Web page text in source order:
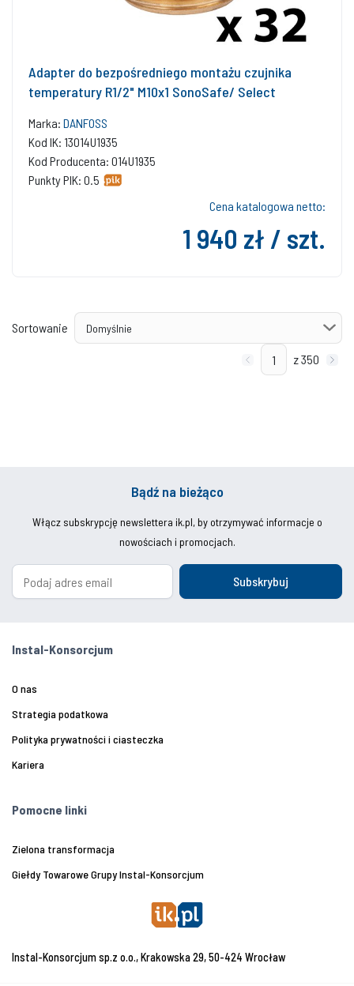
Adapter do bezpośredniego montażu czujnika
temperatury R1/2" M10x1 SonoSafe/ Select
Marka: DANFOSS
Kod IK: 13014U1935
Kod Producenta: 014U1935
Punkty PIK: 0.5
Cena katalogowa netto:
1 940 zł / szt.
Sortowanie
z 350
Bądź na bieżąco
Włącz subskrypcję newslettera ik.pl, by otrzymywać informacje o
nowościach i promocjach.
Subskrybuj
Instal-Konsorcjum
O nas
Strategia podatkowa
Polityka prywatności i ciasteczka
Kariera
Pomocne linki
Zielona transformacja
Giełdy Towarowe Grupy Instal-Konsorcjum
Instal-Konsorcjum sp.z o.o., Krakowska 29, 50-424 Wrocław